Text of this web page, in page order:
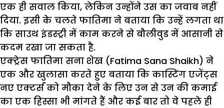
एक ही सवाल किया, लेकिन उन्होंने उस का जवाब नहीं
दिया. इसी के चलते फातिमा ने बताया कि उन्हें लगता था
कि साउथ इंडस्ट्री में काम करने से बौलीवुड में आसानी से
कदम रखा जा सकता है.
एक्ट्रेस फातिमा सना शेख (Fatima Sana Shaikh) ने
एक और खुलासा करते हुए बताया कि कास्टिंग एजेंट्स
नए एक्टर्स को मौका देने के लिए उन से उन की कमाई
का एक हिस्सा भी मांगते हैं और कई बार तो वे पहले ही